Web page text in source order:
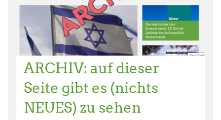
ARCHIV: auf dieser
Seite gibt es (nichts
NEUES) zu sehen